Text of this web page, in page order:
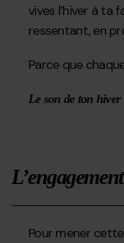
vives l’hiver à ta
ressentant, en
Parce que
Le son de ton hiver
Pour mener